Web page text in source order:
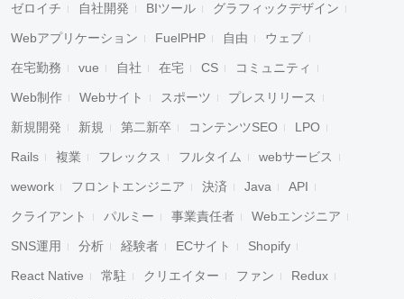
ゼロイチ 自社開発 BIツール グラフィックデザイン
Webアプリケーション FuelPHP 自由 ウェブ
在宅勤務 vue 自社 在宅 CS コミュニティ
Web制作 Webサイト スポーツ プレスリリース
新規開発 新規 第二新卒 コンテンツSEO LPO
Rails 複業 フレックス フルタイム webサービス
wework フロントエンジニア 決済 Java API
クライアント パルミー 事業責任者 Webエンジニア
SNS運用 分析 経験者 ECサイト Shopify
React Native 常駐 クリエイター ファン Redux